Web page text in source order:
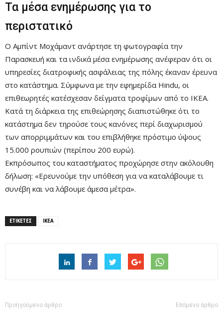
Τα μέσα ενημέρωσης για το
περιστατικό
Ο Αμπίντ Μοχάμαντ ανάρτησε τη φωτογραφία την
Παρασκευή και τα ινδικά μέσα ενημέρωσης ανέφεραν ότι οι
υπηρεσίες διατροφικής ασφάλειας της πόλης έκαναν έρευνα
στο κατάστημα. Σύμφωνα με την εφημερίδα Hindu, οι
επιθεωρητές κατέσχεσαν δείγματα τροφίμων από το IKEA.
Κατά τη διάρκεια της επιθεώρησης διαπιστώθηκε ότι το
κατάστημα δεν τηρούσε τους κανόνες περί διαχωρισμού
των απορριμμάτων και του επιβλήθηκε πρόστιμο ύψους
15.000 ρουπιών (περίπου 200 ευρώ).
Εκπρόσωπος του καταστήματος προχώρησε στην ακόλουθη
δήλωση: «Ερευνούμε την υπόθεση για να καταλάβουμε τι
συνέβη και να λάβουμε άμεσα μέτρα».
ΕΤΙΚΕΤΕΣ IKEA
Προηγούμενο άρθρο Επόμενο άρθρο